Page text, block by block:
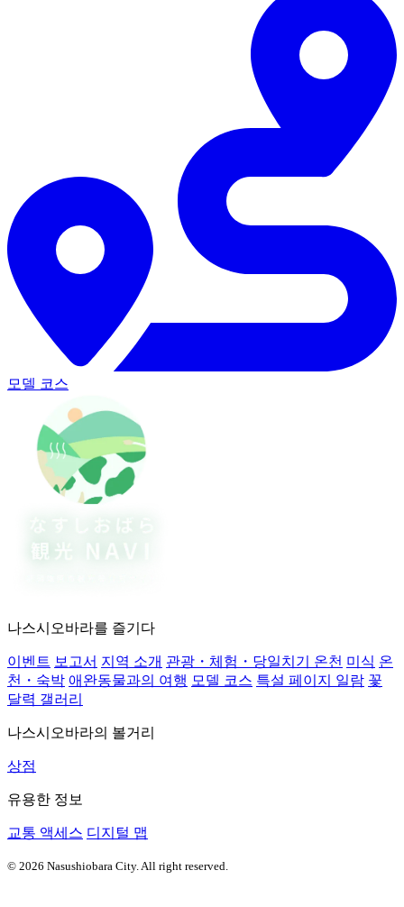
모델 코스
나스시오바라를 즐기다
이벤트 보고서 지역 소개 관광・체험・당일치기 온천 미식 온
천・숙박 애완동물과의 여행 모델 코스 특설 페이지 일람 꽃
달력 갤러리
나스시오바라의 볼거리
상점
유용한 정보
교통 액세스 디지털 맵
© 2026 Nasushiobara City. All right reserved.